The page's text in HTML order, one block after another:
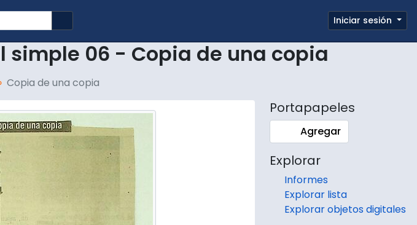
Portapapeles
Enlaces rápidos
Iniciar sesión
simple 06 - Copia de una copia
Copia de una copia
Portapapeles
Agregar
Explorar
Informes
Explorar lista
Explorar objetos digitales